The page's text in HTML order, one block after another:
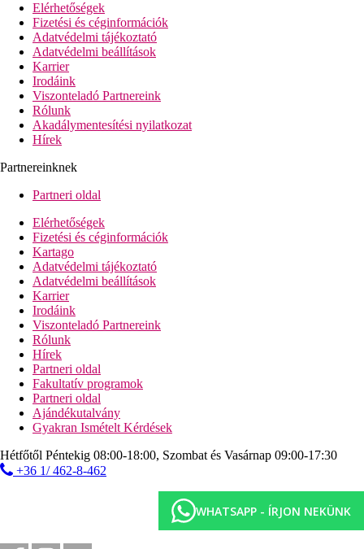
Elérhetőségek
Fizetési és céginformációk
Adatvédelmi tájékoztató
Adatvédelmi beállítások
Karrier
Irodáink
Viszonteladó Partnereink
Rólunk
Akadálymentesítési nyilatkozat
Hírek
Partnereinknek
Partneri oldal
Elérhetőségek
Fizetési és céginformációk
Kartago
Adatvédelmi tájékoztató
Adatvédelmi beállítások
Karrier
Irodáink
Viszonteladó Partnereink
Rólunk
Hírek
Partneri oldal
Fakultatív programok
Partneri oldal
Ajándékutalvány
Gyakran Ismételt Kérdések
Hétfőtől Péntekig 08:00-18:00, Szombat és Vasárnap 09:00-17:30
+36 1/ 462-8-462
WHATSAPP - ÍRJON NEKÜNK